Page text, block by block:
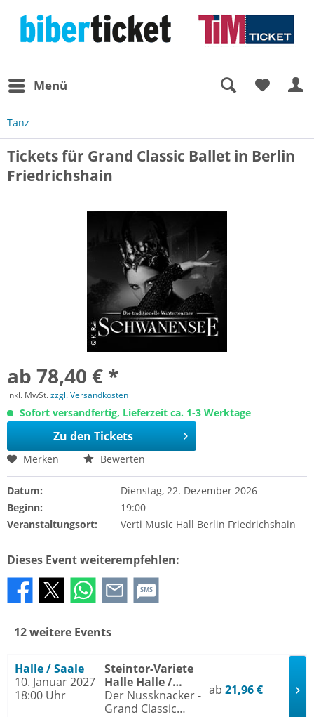
Menü
Tanz
Tickets für Grand Classic Ballet in Berlin
Friedrichshain
ab 78,40 € *
inkl. MwSt.zzgl. Versandkosten
Sofort versandfertig, Lieferzeit ca. 1-3 Werktage
Zu den Tickets
Merken Bewerten
Datum:
Dienstag, 22. Dezember 2026
Beginn:
19:00
Veranstaltungsort:
Verti Music Hall Berlin Friedrichshain
Dieses Event weiterempfehlen:
SMS
12 weitere Events
Halle / Saale
10. Januar 2027
18:00 Uhr
Steintor-Variete
Halle Halle /
Saale
Der Nussknacker -
Grand Classic
ab 21,96 €